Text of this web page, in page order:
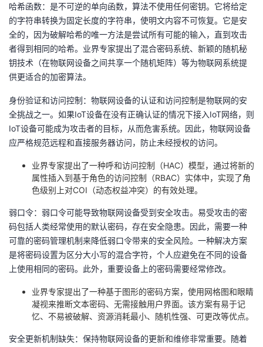
哈希函数：是不可逆的单向函数，算法不使用任何密钥。它将给定
的字符串转换为固定长度的字符串，使明文内容不可恢复。它是安
全的，因为破解哈希的唯一方法是尝试所有可能的输入，直到攻击
者得到相同的哈希。业界专家提出了混合密码系统、新颖的随机秘
钥技术（在物联网设备之间共享一个随机矩阵）等为物联网系统提
供更适合的加密算法。
身份验证和访问控制：物联网设备的认证和访问控制是物联网的安
全挑战之一。如果IoT设备在没有正确认证的情况下接入IoT网络，则
IoT设备可能成为攻击者的目标，从而危害系统。因此，物联网设备
应严格规范远程和直接服务器访问，防止未经授权的访问。
业界专家提出了一种呼和访问控制（HAC）模型，通过将新的
属性插入到基于角色的访问控制（RBAC）实体中，实现了角
色级别上对COI（动态权益冲突）的有效处理。
弱口令：弱口令可能导致物联网设备受到安全攻击。易受攻击的密
码包括人类经常使用的默认密码，存在安全隐患。因此，需要一种
可靠的密码管理机制来降低弱口令带来的安全风险。一种解决方案
是将密码设置为区分大小写的混合字符，个人应避免在不同的设备
上使用相同的密码。此外，重要设备上的密码需要经常修改。
业界专家提出了一种基于图形的密码方案，使用网格图和眼睛
凝视来推断文本密码、无需接触用户界面。该方案有易于记
忆、不易被破解、资源消耗最小、随机性强、可更改等优点。
安全更新机制缺失：保持物联网设备的更新和维修非常重要。随着